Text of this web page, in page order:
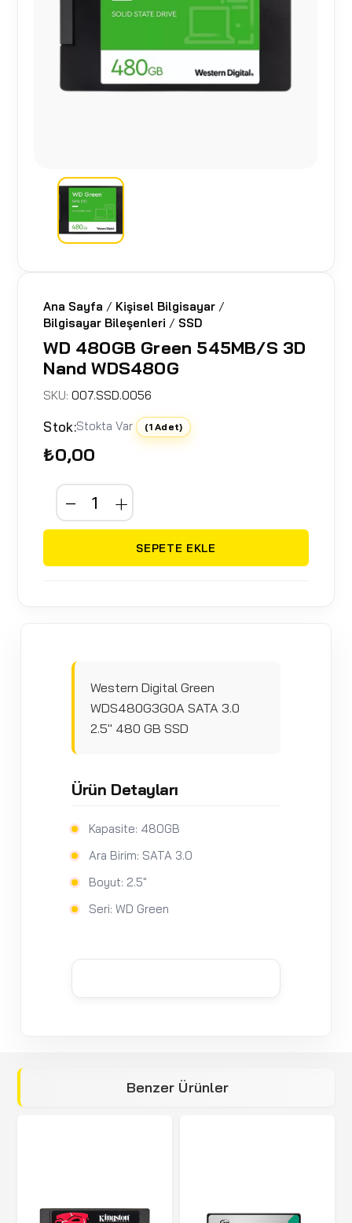
Ana Sayfa / Kişisel Bilgisayar /
Bilgisayar Bileşenleri / SSD
WD 480GB Green 545MB/S 3D
Nand WDS480G
SKU:007.SSD.0056
Stok:Stokta Var (1 Adet)
₺0,00
SEPETE EKLE
Western Digital Green
WDS480G3G0A SATA 3.0
2.5" 480 GB SSD
Ürün Detayları
Kapasite: 480GB
Ara Birim: SATA 3.0
Boyut: 2.5"
Seri: WD Green
Benzer Ürünler